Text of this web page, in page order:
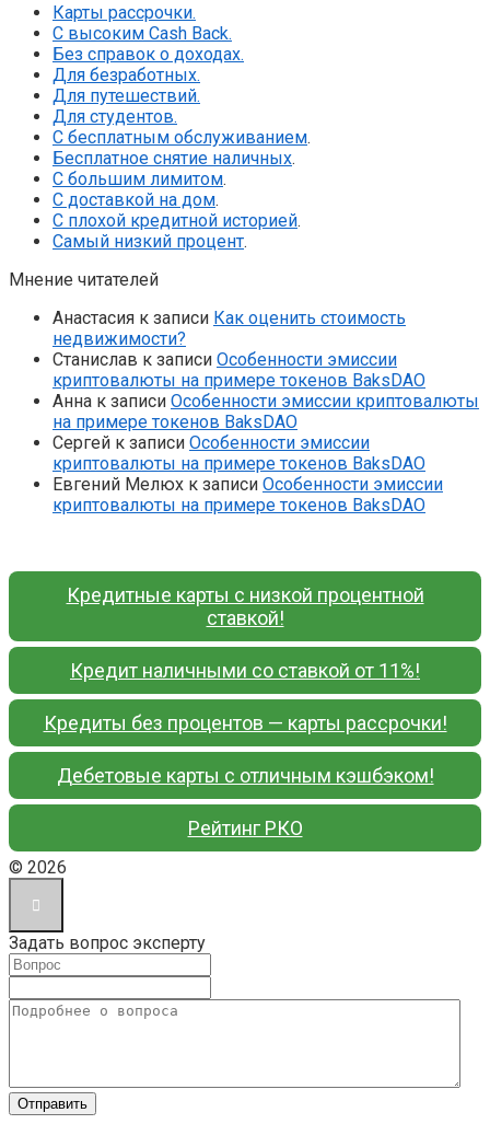
Карты рассрочки.
С высоким Cash Back.
Без справок о доходах.
Для безработных.
Для путешествий.
Для студентов.
С бесплатным обслуживанием.
Бесплатное снятие наличных.
С большим лимитом.
С доставкой на дом.
С плохой кредитной историей.
Самый низкий процент.
Мнение читателей
Анастасия к записи Как оценить стоимость
недвижимости?
Станислав к записи Особенности эмиссии
криптовалюты на примере токенов BaksDAO
Анна к записи Особенности эмиссии криптовалюты
на примере токенов BaksDAO
Сергей к записи Особенности эмиссии
криптовалюты на примере токенов BaksDAO
Евгений Мелюх к записи Особенности эмиссии
криптовалюты на примере токенов BaksDAO
Кредитные карты с низкой процентной
ставкой!
Кредит наличными со ставкой от 11%!
Кредиты без процентов — карты рассрочки!
Дебетовые карты с отличным кэшбэком!
Рейтинг РКО
© 2026
Задать вопрос эксперту